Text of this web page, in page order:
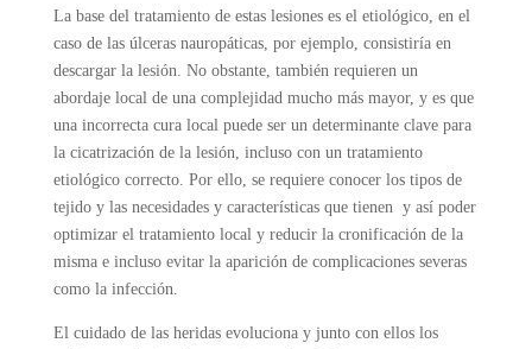
La base del tratamiento de estas lesiones es el etiológico, en el
caso de las úlceras nauropáticas, por ejemplo, consistiría en
descargar la lesión. No obstante, también requieren un
abordaje local de una complejidad mucho más mayor, y es que
una incorrecta cura local puede ser un determinante clave para
la cicatrización de la lesión, incluso con un tratamiento
etiológico correcto. Por ello, se requiere conocer los tipos de
tejido y las necesidades y características que tienen y así poder
optimizar el tratamiento local y reducir la cronificación de la
misma e incluso evitar la aparición de complicaciones severas
como la infección.
El cuidado de las heridas evoluciona y junto con ellos los